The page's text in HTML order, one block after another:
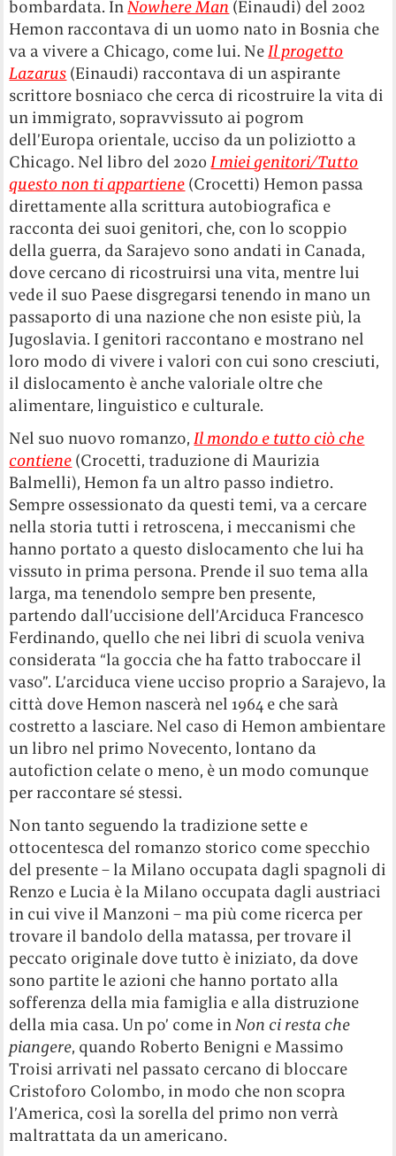
bombardata. InNowhere Man (Einaudi) del 2002
Hemon raccontava di un uomo nato in Bosnia che
va a vivere a Chicago, come lui. NeIl progetto
Lazarus (Einaudi) raccontava di un aspirante
scrittore bosniaco che cerca di ricostruire la vita di
un immigrato, sopravvissuto ai pogrom
dell’Europa orientale, ucciso da un poliziotto a
Chicago. Nel libro del 2020I miei genitori/Tutto
questo non ti appartiene (Crocetti) Hemon passa
direttamente alla scrittura autobiografica e
racconta dei suoi genitori, che, con lo scoppio
della guerra, da Sarajevo sono andati in Canada,
dove cercano di ricostruirsi una vita, mentre lui
vede il suo Paese disgregarsi tenendo in mano un
passaporto di una nazione che non esiste più, la
Jugoslavia. I genitori raccontano e mostrano nel
loro modo di vivere i valori con cui sono cresciuti,
il dislocamento è anche valoriale oltre che
alimentare, linguistico e culturale.
Nel suo nuovo romanzo,Il mondo e tutto ciò che
contiene (Crocetti, traduzione di Maurizia
Balmelli), Hemon fa un altro passo indietro.
Sempre ossessionato da questi temi, va a cercare
nella storia tutti i retroscena, i meccanismi che
hanno portato a questo dislocamento che lui ha
vissuto in prima persona. Prende il suo tema alla
larga, ma tenendolo sempre ben presente,
partendo dall’uccisione dell’Arciduca Francesco
Ferdinando, quello che nei libri di scuola veniva
considerata “la goccia che ha fatto traboccare il
vaso”. L’arciduca viene ucciso proprio a Sarajevo, la
città dove Hemon nascerà nel 1964 e che sarà
costretto a lasciare. Nel caso di Hemon ambientare
un libro nel primo Novecento, lontano da
autofiction celate o meno, è un modo comunque
per raccontare sé stessi.
Non tanto seguendo la tradizione sette e
ottocentesca del romanzo storico come specchio
del presente – la Milano occupata dagli spagnoli di
Renzo e Lucia è la Milano occupata dagli austriaci
in cui vive il Manzoni – ma più come ricerca per
trovare il bandolo della matassa, per trovare il
peccato originale dove tutto è iniziato, da dove
sono partite le azioni che hanno portato alla
sofferenza della mia famiglia e alla distruzione
della mia casa. Un po’ come inNon ci resta che
piangere, quando Roberto Benigni e Massimo
Troisi arrivati nel passato cercano di bloccare
Cristoforo Colombo, in modo che non scopra
l’America, così la sorella del primo non verrà
maltrattata da un americano.